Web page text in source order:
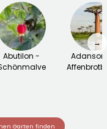
Abutilon -
→
Garten finden